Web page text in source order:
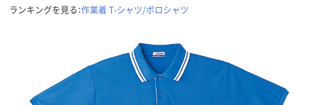
ランキングを見る：作業着 T-シャツ/ポロシャツ